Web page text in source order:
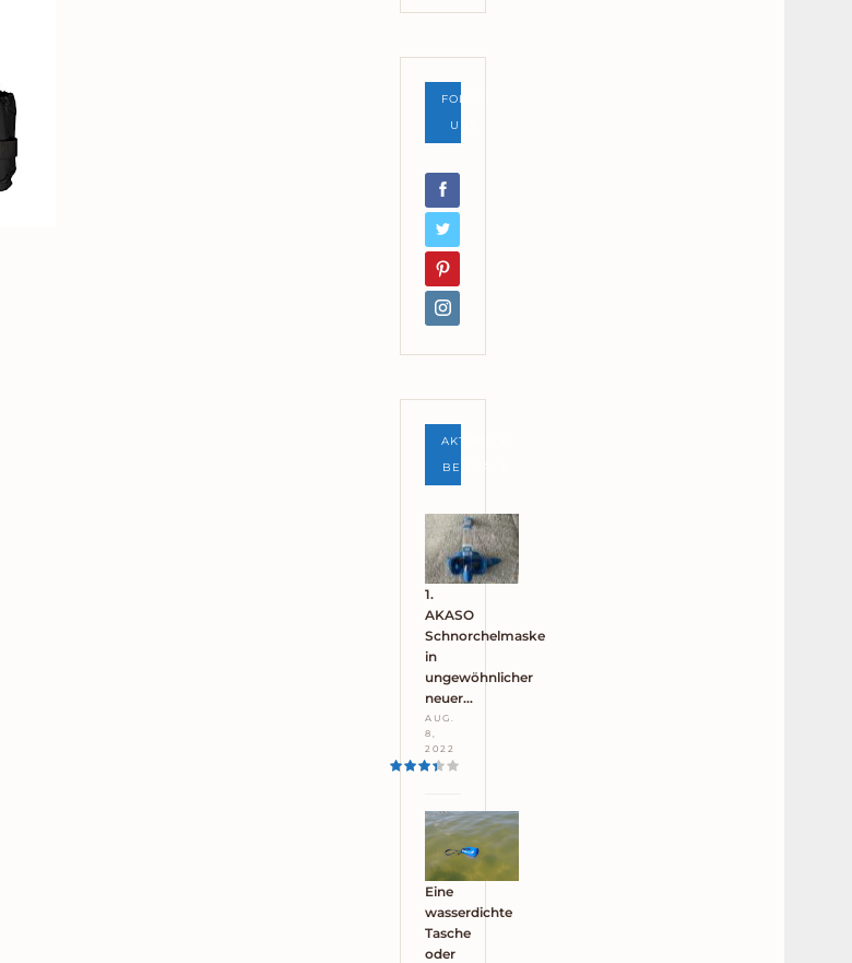
FOLGE
UNS
AKTUELLE
BEITRÄGE
1.
AKASO
Schnorchelmaske
in
ungewöhnlicher
neuer…
AUG.
8,
2022
Eine
wasserdichte
Tasche
oder